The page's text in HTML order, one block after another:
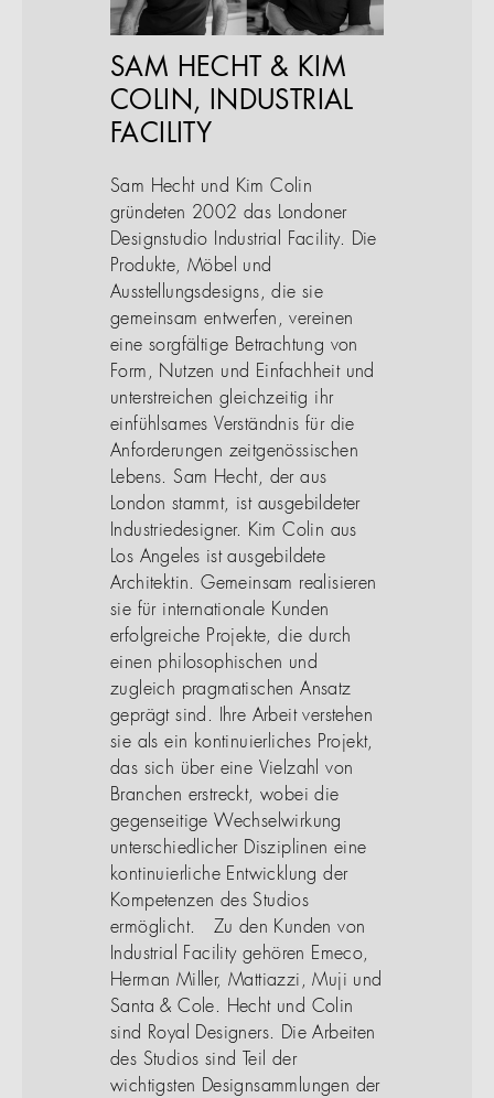
SAM HECHT & KIM
COLIN, INDUSTRIAL
FACILITY
Sam Hecht und Kim Colin
gründeten 2002 das Londoner
Designstudio Industrial Facility. Die
Produkte, Möbel und
Ausstellungsdesigns, die sie
gemeinsam entwerfen, vereinen
eine sorgfältige Betrachtung von
Form, Nutzen und Einfachheit und
unterstreichen gleichzeitig ihr
einfühlsames Verständnis für die
Anforderungen zeitgenössischen
Lebens. Sam Hecht, der aus
London stammt, ist ausgebildeter
Industriedesigner. Kim Colin aus
Los Angeles ist ausgebildete
Architektin. Gemeinsam realisieren
sie für internationale Kunden
erfolgreiche Projekte, die durch
einen philosophischen und
zugleich pragmatischen Ansatz
geprägt sind. Ihre Arbeit verstehen
sie als ein kontinuierliches Projekt,
das sich über eine Vielzahl von
Branchen erstreckt, wobei die
gegenseitige Wechselwirkung
unterschiedlicher Disziplinen eine
kontinuierliche Entwicklung der
Kompetenzen des Studios
ermöglicht. Zu den Kunden von
Industrial Facility gehören Emeco,
Herman Miller, Mattiazzi, Muji und
Santa & Cole. Hecht und Colin
sind Royal Designers. Die Arbeiten
des Studios sind Teil der
wichtigsten Designsammlungen der